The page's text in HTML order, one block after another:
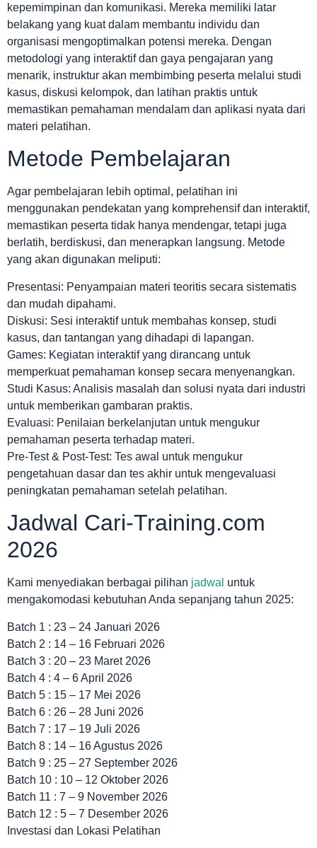
kepemimpinan dan komunikasi. Mereka memiliki latar
belakang yang kuat dalam membantu individu dan
organisasi mengoptimalkan potensi mereka. Dengan
metodologi yang interaktif dan gaya pengajaran yang
menarik, instruktur akan membimbing peserta melalui studi
kasus, diskusi kelompok, dan latihan praktis untuk
memastikan pemahaman mendalam dan aplikasi nyata dari
materi pelatihan.
Metode Pembelajaran
Agar pembelajaran lebih optimal, pelatihan ini
menggunakan pendekatan yang komprehensif dan interaktif,
memastikan peserta tidak hanya mendengar, tetapi juga
berlatih, berdiskusi, dan menerapkan langsung. Metode
yang akan digunakan meliputi:
Presentasi: Penyampaian materi teoritis secara sistematis
dan mudah dipahami.
Diskusi: Sesi interaktif untuk membahas konsep, studi
kasus, dan tantangan yang dihadapi di lapangan.
Games: Kegiatan interaktif yang dirancang untuk
memperkuat pemahaman konsep secara menyenangkan.
Studi Kasus: Analisis masalah dan solusi nyata dari industri
untuk memberikan gambaran praktis.
Evaluasi: Penilaian berkelanjutan untuk mengukur
pemahaman peserta terhadap materi.
Pre-Test & Post-Test: Tes awal untuk mengukur
pengetahuan dasar dan tes akhir untuk mengevaluasi
peningkatan pemahaman setelah pelatihan.
Jadwal Cari-Training.com
2026
Kami menyediakan berbagai pilihan jadwal untuk
mengakomodasi kebutuhan Anda sepanjang tahun 2025:
Batch 1 : 23 – 24 Januari 2026
Batch 2 : 14 – 16 Februari 2026
Batch 3 : 20 – 23 Maret 2026
Batch 4 : 4 – 6 April 2026
Batch 5 : 15 – 17 Mei 2026
Batch 6 : 26 – 28 Juni 2026
Batch 7 : 17 – 19 Juli 2026
Batch 8 : 14 – 16 Agustus 2026
Batch 9 : 25 – 27 September 2026
Batch 10 : 10 – 12 Oktober 2026
Batch 11 : 7 – 9 November 2026
Batch 12 : 5 – 7 Desember 2026
Investasi dan Lokasi Pelatihan